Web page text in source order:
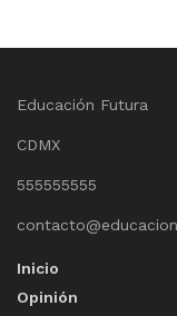
Educación Futura
CDMX
555555555
Inicio
Opinión